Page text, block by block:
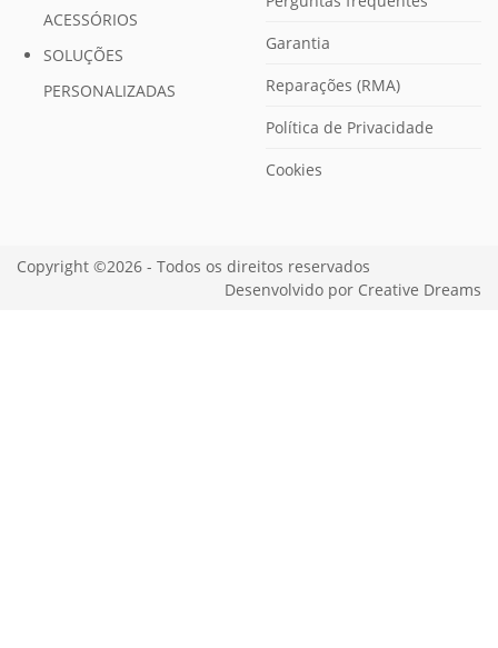
ACESSÓRIOS
SOLUÇÕES
PERSONALIZADAS
Garantia
Reparações (RMA)
Política de Privacidade
Cookies
Copyright ©2026 - Todos os direitos reservados
Desenvolvido por Creative Dreams